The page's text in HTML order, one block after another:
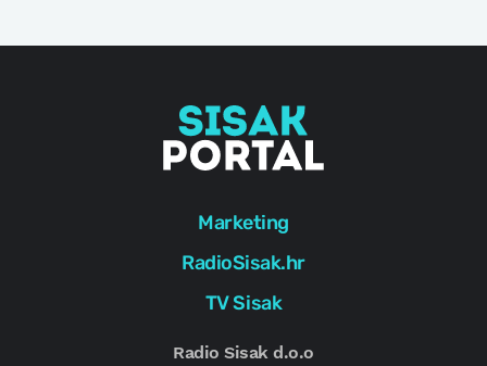
Marketing
RadioSisak.hr
TV Sisak
Radio Sisak d.o.o